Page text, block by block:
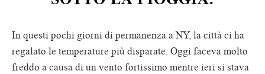
In questi pochi giorni di permanenza a NY, la città ci ha
regalato le temperature più disparate. Oggi faceva molto
freddo a causa di un vento fortissimo mentre ieri si stava